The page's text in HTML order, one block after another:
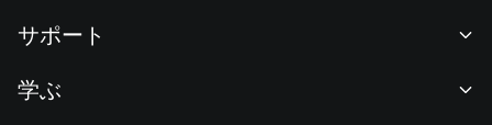
ニュースルーム
F1 Oracle Red Bull Racing 公式スポンサー
現物取引
サポート
学ぶ